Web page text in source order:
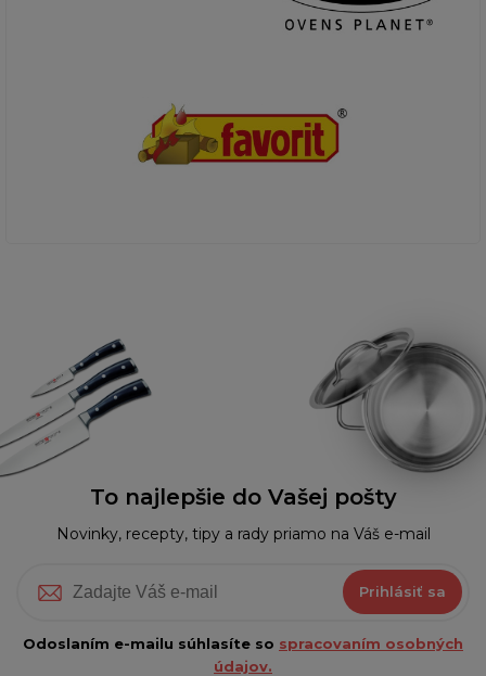
To najlepšie do Vašej pošty
Novinky, recepty, tipy a rady priamo na Váš e-mail
Prihlásiť sa
Odoslaním e-mailu súhlasíte so spracovaním osobných
údajov.